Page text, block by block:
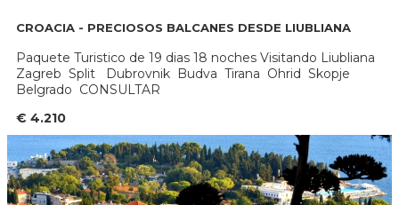
CROACIA - PRECIOSOS BALCANES DESDE LIUBLIANA
Paquete Turistico de 19 dias 18 noches Visitando Liubliana
Zagreb Split Dubrovnik Budva Tirana Ohrid Skopje
Belgrado CONSULTAR
€ 4.210